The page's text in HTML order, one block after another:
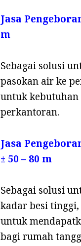
Jasa
m
Sebagai solusi
pasokan air ke
untuk
perkantoran.
Jasa
± 50 – 80 m
Sebagai solusi
kadar besi
untuk
bagi rumah